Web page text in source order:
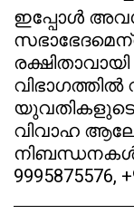
ഇപ്പോൾ
യുവതികളുടെ
വിവാഹ
നിബന്ധനകൾ
9995875576,